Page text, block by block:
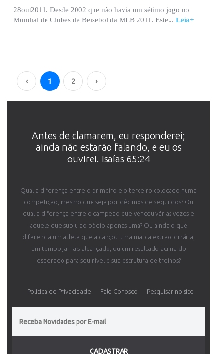
28out2011. Desde 2002 que não havia um sétimo jogo no
Mundial de Clubes de Beisebol da MLB 2011. Este... Leia+
‹ 1 2 ›
Antes de clamarem, eu responderei;
ainda não estarão falando, e eu os
ouvirei. Isaías 65:24
Qual a diferença entre o primeiro e o terceiro colocado numa
competição, mesmo que seja por décimos de segundos? Ou
qual a diferença entre o campeão que venceu várias vezes e
aquele que subiu ao pódio apenas uma? Ou ainda o que
diferencia um atleta que alcançou uma marca extraordinária,
um tempo jamais alcançado, ou um resultado acima do
esperado para seu nível e sua estrutura de treinos?
Política de Privacidade Fale Conosco Pesquisar no site
CADASTRAR